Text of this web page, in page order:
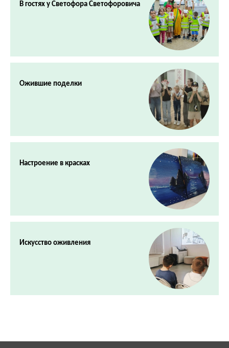
В гостях у Светофора Светофоровича
Ожившие поделки
Настроение в красках
Искусство оживления